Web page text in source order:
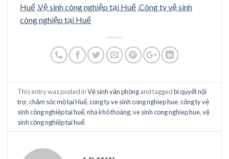
Huế ,Vệ sinh công nghiệp tại Huế ,Công ty vệ sinh
công nghiệp tại Huế
This entry was posted inVệ sinh văn phòngand taggedbí quyết nội
trợ,chăm sóc mộ tại Huế,cong ty ve sinh cong nghiep hue,công ty vệ
sinh công nghiệp tại huế,nhà khô thoáng,ve sinh cong nghiep hue,vệ
sinh công nghiệp tại huế.